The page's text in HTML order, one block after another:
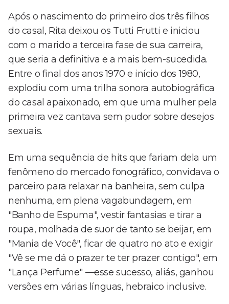
Após o nascimento do primeiro dos três filhos
do casal, Rita deixou os Tutti Frutti e iniciou
com o marido a terceira fase de sua carreira,
que seria a definitiva e a mais bem-sucedida.
Entre o final dos anos 1970 e início dos 1980,
explodiu com uma trilha sonora autobiográfica
do casal apaixonado, em que uma mulher pela
primeira vez cantava sem pudor sobre desejos
sexuais.
Em uma sequência de hits que fariam dela um
fenômeno do mercado fonográfico, convidava o
parceiro para relaxar na banheira, sem culpa
nenhuma, em plena vagabundagem, em
"Banho de Espuma", vestir fantasias e tirar a
roupa, molhada de suor de tanto se beijar, em
"Mania de Você", ficar de quatro no ato e exigir
"Vê se me dá o prazer te ter prazer contigo", em
"Lança Perfume" —esse sucesso, aliás, ganhou
versões em várias línguas, hebraico inclusive.